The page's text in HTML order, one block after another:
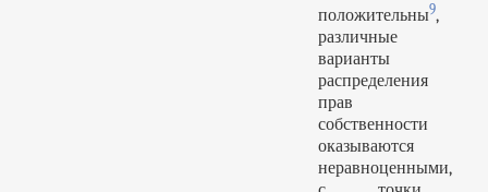
положительны9,
различные
варианты
распределения
прав
собственности
оказываются
неравноценными,